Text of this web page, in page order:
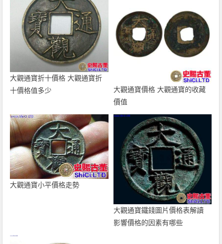
大觀通寶折十價格 大觀通寶折
十價格值多少
大觀通寶價格 大觀通寶的收藏
價值
大觀通寶小平價格走勢
大觀通寶鐵錢圖片價格表解讀
影響價格的因素有哪些